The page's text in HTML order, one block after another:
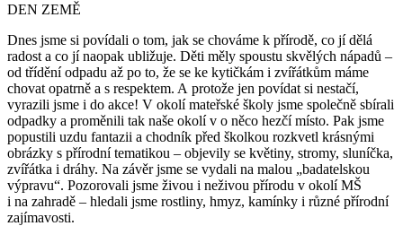
DEN ZEMĚ
Dnes jsme si povídali o tom, jak se chováme k přírodě, co jí dělá
radost a co jí naopak ubližuje. Děti měly spoustu skvělých nápadů –
od třídění odpadu až po to, že se ke kytičkám i zvířátkům máme
chovat opatrně a s respektem. A protože jen povídat si nestačí,
vyrazili jsme i do akce! V okolí mateřské školy jsme společně sbírali
odpadky a proměnili tak naše okolí v o něco hezčí místo. Pak jsme
popustili uzdu fantazii a chodník před školkou rozkvetl krásnými
obrázky s přírodní tematikou – objevily se květiny, stromy, sluníčka,
zvířátka i dráhy. Na závěr jsme se vydali na malou „badatelskou
výpravu“. Pozorovali jsme živou i neživou přírodu v okolí MŠ
i na zahradě – hledali jsme rostliny, hmyz, kamínky i různé přírodní
zajímavosti.